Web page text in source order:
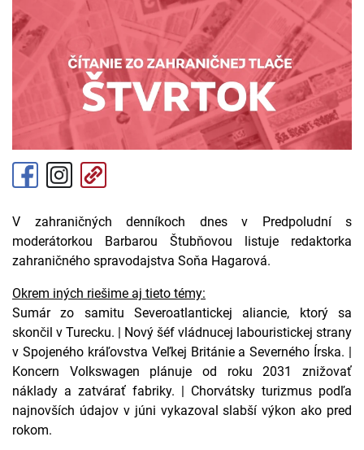
V zahraničných denníkoch dnes v Predpoludní s
moderátorkou Barbarou Štubňovou listuje redaktorka
zahraničného spravodajstva Soňa Hagarová.
Okrem iných riešime aj tieto témy:
Sumár zo samitu Severoatlantickej aliancie, ktorý sa
skončil v Turecku. | Nový šéf vládnucej labouristickej strany
v Spojeného kráľovstva Veľkej Británie a Severného Írska. |
Koncern Volkswagen plánuje od roku 2031 znižovať
náklady a zatvárať fabriky. | Chorvátsky turizmus podľa
najnovších údajov v júni vykazoval slabší výkon ako pred
rokom.